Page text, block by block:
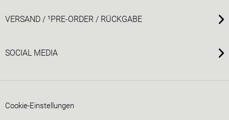
VERSAND / ¹PRE-ORDER / RÜCKGABE
SOCIAL MEDIA
Cookie-Einstellungen